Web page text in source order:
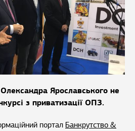
Ярославського не
з приватизації ОПЗ.
портал Банкрутство &